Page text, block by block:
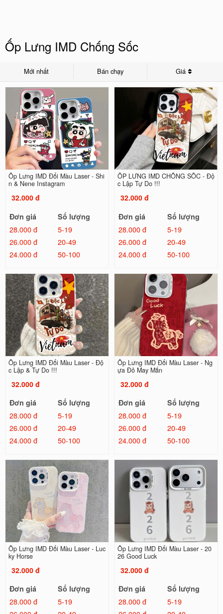
Ốp Lưng IMD Chống Sốc
Mới nhất Bán chạy Giá
Ốp Lưng IMD Đổi Màu Laser - Shi
n & Nene Instagram
32.000 đ
Đơn giá
Số lượng
28.000 đ
5-19
26.000 đ
20-49
24.000 đ
50-100
ỐP LƯNG IMD CHỐNG SỐC - Độ
c Lập Tự Do !!!
32.000 đ
Đơn giá
Số lượng
28.000 đ
5-19
26.000 đ
20-49
24.000 đ
50-100
Ốp Lưng IMD Đổi Màu Laser - Độ
c Lập & Tự Do !!!
32.000 đ
Đơn giá
Số lượng
28.000 đ
5-19
26.000 đ
20-49
24.000 đ
50-100
Ốp Lưng IMD Đổi Màu Laser - Ng
ựa Đỏ May Mắn
32.000 đ
Đơn giá
Số lượng
28.000 đ
5-19
26.000 đ
20-49
24.000 đ
50-100
Ốp Lưng IMD Đổi Màu Laser - Luc
ky Horse
32.000 đ
Đơn giá
Số lượng
28.000 đ
5-19
Ốp Lưng IMD Đổi Màu Laser - 20
26 Good Luck
32.000 đ
Đơn giá
Số lượng
28.000 đ
5-19